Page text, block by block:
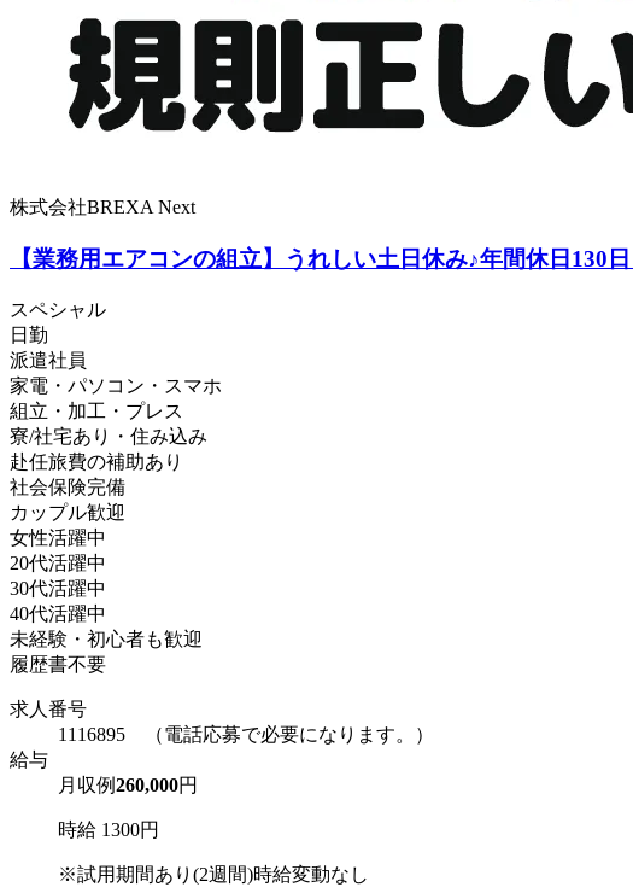
株式会社BREXA Next
【業務用エアコンの組立】うれしい土日休み♪年間休日
スペシャル
日勤
派遣社員
家電・パソコン・スマホ
組立・加工・プレス
寮/社宅あり・住み込み
赴任旅費の補助あり
社会保険完備
カップル歓迎
女性活躍中
20代活躍中
30代活躍中
40代活躍中
未経験・初心者も歓迎
履歴書不要
求人番号
1116895 （電話応募で必要になります。）
給与
月収例260,000円
時給 1300円
※試用期間あり(2週間)時給変動なし